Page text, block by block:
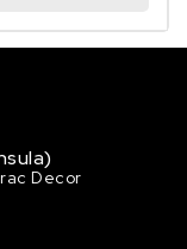
Decor